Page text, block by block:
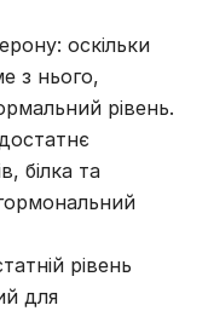
оскільки
з нього,
рівень.
білка та
рівень
для